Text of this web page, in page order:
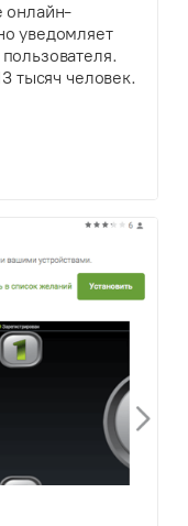
онлайн-
уведомляет
тысяч человек.